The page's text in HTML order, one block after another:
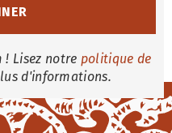
! Lisez notre politique de
d'informations.